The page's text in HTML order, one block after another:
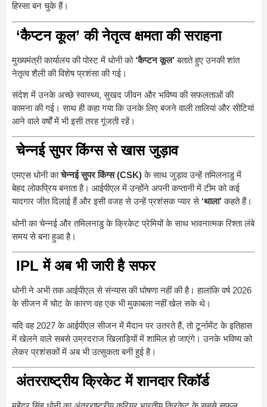
हिस्सा बन चुके हैं।
‘कैप्टन कूल’ की नेतृत्व क्षमता की सराहना
मुख्यमंत्री कार्यालय की पोस्ट में धोनी को ‘कैप्टन कूल’बताते हुए उनकी शांत
नेतृत्व शैली की विशेष प्रशंसा की गई।
संदेश में उनके अच्छे स्वास्थ्य, सुखद जीवन और भविष्य की सफलताओं की
कामना की गई। साथ ही कहा गया कि उनके लिए बजने वाली तालियां और सीटियां
आने वाले वर्षों में भी इसी तरह गूंजती रहें।
चेन्नई सुपर किंग्स से खास जुड़ाव
एमएस धोनी काचेन्नई सुपर किंग्स (CSK)के साथ जुड़ाव उन्हें तमिलनाडु में
बेहद लोकप्रिय बनाता है। आईपीएल में उन्होंने अपनी कप्तानी में टीम को कई
यादगार जीत दिलाई हैं और इसी वजह से उन्हें प्रशंसक प्यार से ‘थाला’कहते हैं।
धोनी का चेन्नई और तमिलनाडु के क्रिकेट प्रेमियों के साथ भावनात्मक रिश्ता लंबे
समय से बना हुआ है।
IPL में अब भी जारी है सफर
धोनी ने अभी तक आईपीएल से संन्यास की घोषणा नहीं की है। हालांकि वर्ष 2026
के सीजन में चोट के कारण वह एक भी मुकाबला नहीं खेल सके थे।
यदि वह 2027 के आईपीएल सीजन में मैदान पर उतरते हैं, तो टूर्नामेंट के इतिहास
में खेलने वाले सबसे उम्रदराज खिलाड़ियों में शामिल हो जाएंगे। उनके भविष्य को
लेकर प्रशंसकों में अब भी उत्सुकता बनी हुई है।
अंतरराष्ट्रीय क्रिकेट में शानदार रिकॉर्ड